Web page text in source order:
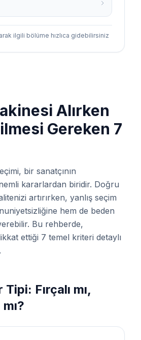
ilgili bölüme hızlıca gidebilirsiniz
Alırken
Gereken 7
bir sanatçının
kararlardan biridir. Doğru
artırırken, yanlış seçim
hem de beden
Bu rehberde,
ettiği 7 temel kriteri detaylı
Fırçalı mı,